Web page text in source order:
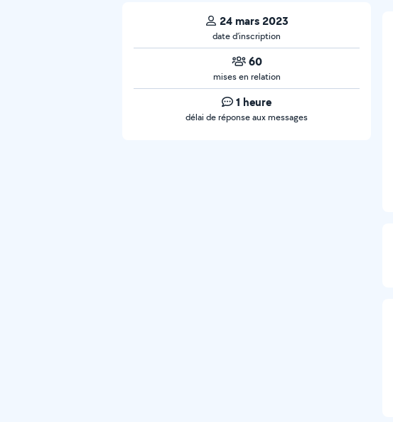
24 mars 2023
date d’inscription
60
mises en relation
1 heure
délai de réponse aux messages